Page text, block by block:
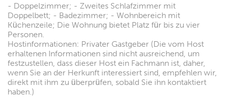
- Doppelzimmer; - Zweites Schlafzimmer mit
Doppelbett; - Badezimmer; - Wohnbereich mit
Küchenzeile; Die Wohnung bietet Platz für bis zu vier
Personen.
Hostinformationen: Privater Gastgeber (Die vom Host
erhaltenen Informationen sind nicht ausreichend, um
festzustellen, dass dieser Host ein Fachmann ist, daher,
wenn Sie an der Herkunft interessiert sind, empfehlen wir,
direkt mit ihm zu überprüfen, sobald Sie ihn kontaktiert
haben.)